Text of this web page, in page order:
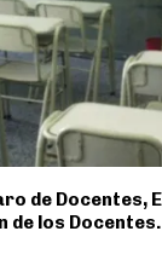
de Docentes,
de los